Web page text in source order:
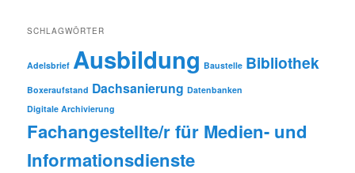
SCHLAGWÖRTER
Adelsbrief Ausbildung Baustelle Bibliothek
Boxeraufstand Dachsanierung Datenbanken
Digitale Archivierung
Fachangestellte/r für Medien- und
Informationsdienste